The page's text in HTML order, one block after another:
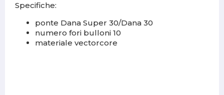
Specifiche:
ponte Dana Super 30/Dana 30
numero fori bulloni 10
materiale vectorcore